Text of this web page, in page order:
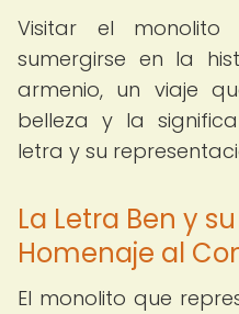
Visitar el
sumergirse en la
armenio, un viaje
belleza y la
letra y su
La Letra Ben y
Homenaje al
El monolito que